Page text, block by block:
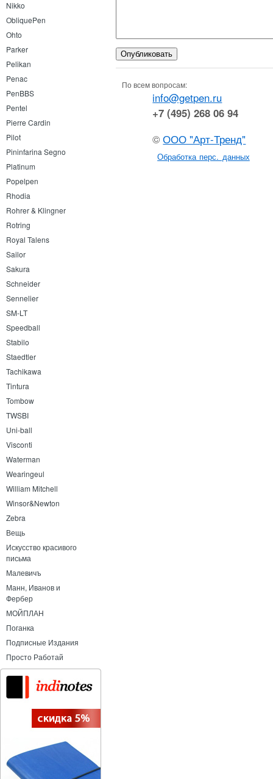
Nikko
ObliquePen
Ohto
Parker
Pelikan
Penac
PenBBS
Pentel
Pierre Cardin
Pilot
Pininfarina Segno
Platinum
Popelpen
Rhodia
Rohrer & Klingner
Rotring
Royal Talens
Sailor
Sakura
Schneider
Sennelier
SM-LT
Speedball
Stabilo
Staedtler
Tachikawa
Tintura
Tombow
TWSBI
Uni-ball
Visconti
Waterman
Wearingeul
William Mitchell
Winsor&Newton
Zebra
Вещь
Искусство красивого
письма
Малевичъ
Манн, Иванов и
Фербер
МОЙПЛАН
Поганка
Подписные Издания
Просто Работай
По всем вопросам:
info@getpen.ru
+7 (495) 268 06 94
©ООО "Арт-Тренд"
Обработка перс. данных